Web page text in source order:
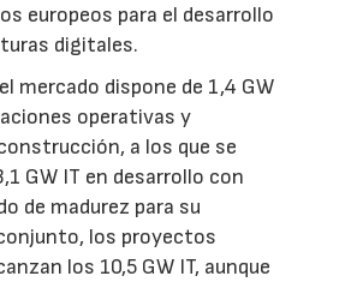
europeos para el desarrollo
digitales.
mercado dispone de 1,4 GW
operativas y
a los que se
GW IT en desarrollo con
de madurez para su
los proyectos
los 10,5 GW IT, aunque